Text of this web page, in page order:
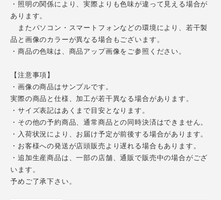
・照明の関係により、実際よりも色味が違って見える場合が
あります。
またパソコン・スマートフォンなどの環境により、若干製
品と画像のカラーが異なる場合もございます。
・商品の色味は、商品アップ画像をご参照ください。
【注意事項】
・画像の商品はサンプルです。
実際の商品と仕様、加工が若干異なる場合があります。
・サイズ表記はあくまで目安となります。
・その他の予約商品、通常商品との同時決済はできません。
・入荷状況により、お届け予定が前後する場合があります。
・お客様への発送が店頭販売より遅れる場合もあります。
・追加生産商品は、一部の店舗、通販で販売中の場合がござ
います。
予めご了承下さい。